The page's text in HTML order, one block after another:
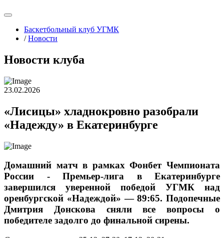
Баскетбольный клуб УГМК
/ Новости
Новости клуба
23.02.2026
«Лисицы» хладнокровно разобрали
«Надежду» в Екатеринбурге
Домашний матч в рамках Фонбет Чемпионата
России - Премьер-лига в Екатеринбурге
завершился уверенной победой УГМК над
оренбургской «Надеждой» — 89:65. Подопечные
Дмитрия Донскова сняли все вопросы о
победителе задолго до финальной сирены.